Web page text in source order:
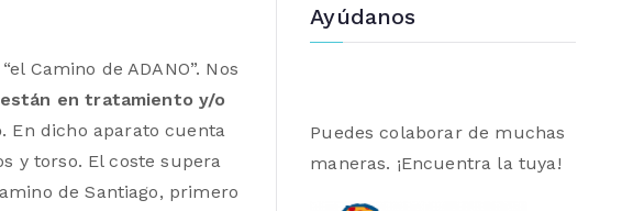
Camino de ADANO”. Nos
en tratamiento y/o
. En dicho aparato cuenta
y torso. El coste supera
de Santiago, primero
Ayúdanos
Puedes colaborar de muchas
maneras. ¡Encuentra la tuya!